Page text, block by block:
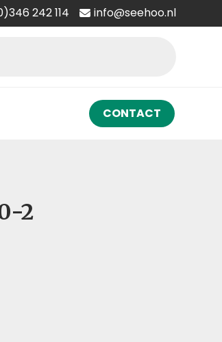
242 114
info@seehoo.nl
CONTACT
2